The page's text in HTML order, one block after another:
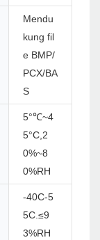
Mendu
kung fil
e BMP/
PCX/BA
S
5°℃~4
5°C,2
0%~8
0%RH
-40C-5
5C.≤9
3%RH